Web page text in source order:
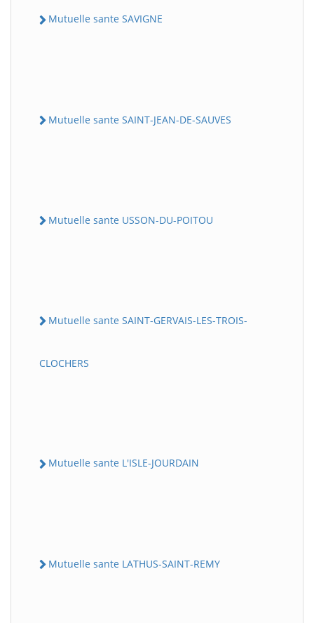
Mutuelle sante SAVIGNE
Mutuelle sante SAINT-JEAN-DE-SAUVES
Mutuelle sante USSON-DU-POITOU
Mutuelle sante SAINT-GERVAIS-LES-TROIS-
CLOCHERS
Mutuelle sante L'ISLE-JOURDAIN
Mutuelle sante LATHUS-SAINT-REMY